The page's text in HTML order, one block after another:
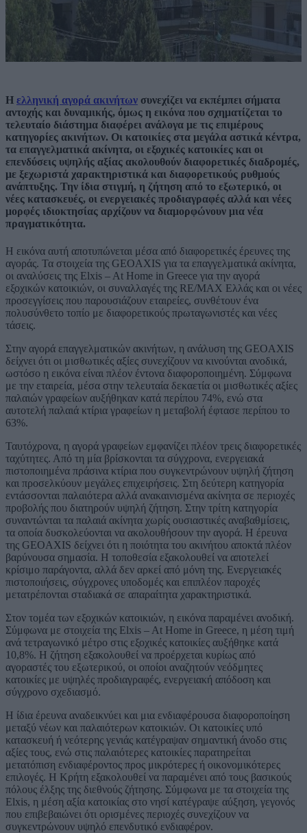
Η ελληνική αγορά ακινήτων συνεχίζει να εκπέμπει σήματα
αντοχής και δυναμικής, όμως η εικόνα που σχηματίζεται το
τελευταίο διάστημα διαφέρει ανάλογα με τις επιμέρους
κατηγορίες ακινήτων. Οι κατοικίες στα μεγάλα αστικά κέντρα,
τα επαγγελματικά ακίνητα, οι εξοχικές κατοικίες και οι
επενδύσεις υψηλής αξίας ακολουθούν διαφορετικές διαδρομές,
με ξεχωριστά χαρακτηριστικά και διαφορετικούς ρυθμούς
ανάπτυξης. Την ίδια στιγμή, η ζήτηση από το εξωτερικό, οι
νέες κατασκευές, οι ενεργειακές προδιαγραφές αλλά και νέες
μορφές ιδιοκτησίας αρχίζουν να διαμορφώνουν μια νέα
πραγματικότητα.
Η εικόνα αυτή αποτυπώνεται μέσα από διαφορετικές έρευνες της
αγοράς. Τα στοιχεία της GEOAXIS για τα επαγγελματικά ακίνητα,
οι αναλύσεις της Elxis – At Home in Greece για την αγορά
εξοχικών κατοικιών, οι συναλλαγές της RE/MAX Ελλάς και οι νέες
προσεγγίσεις που παρουσιάζουν εταιρείες, συνθέτουν ένα
πολυσύνθετο τοπίο με διαφορετικούς πρωταγωνιστές και νέες
τάσεις.
Στην αγορά επαγγελματικών ακινήτων, η ανάλυση της GEOAXIS
δείχνει ότι οι μισθωτικές αξίες συνεχίζουν να κινούνται ανοδικά,
ωστόσο η εικόνα είναι πλέον έντονα διαφοροποιημένη. Σύμφωνα
με την εταιρεία, μέσα στην τελευταία δεκαετία οι μισθωτικές αξίες
παλαιών γραφείων αυξήθηκαν κατά περίπου 74%, ενώ στα
αυτοτελή παλαιά κτίρια γραφείων η μεταβολή έφτασε περίπου το
63%.
Ταυτόχρονα, η αγορά γραφείων εμφανίζει πλέον τρεις διαφορετικές
ταχύτητες. Από τη μία βρίσκονται τα σύγχρονα, ενεργειακά
πιστοποιημένα πράσινα κτίρια που συγκεντρώνουν υψηλή ζήτηση
και προσελκύουν μεγάλες επιχειρήσεις. Στη δεύτερη κατηγορία
εντάσσονται παλαιότερα αλλά ανακαινισμένα ακίνητα σε περιοχές
προβολής που διατηρούν υψηλή ζήτηση. Στην τρίτη κατηγορία
συναντώνται τα παλαιά ακίνητα χωρίς ουσιαστικές αναβαθμίσεις,
τα οποία δυσκολεύονται να ακολουθήσουν την αγορά. Η έρευνα
της GEOAXIS δείχνει ότι η ποιότητα του ακινήτου αποκτά πλέον
βαρύνουσα σημασία. Η τοποθεσία εξακολουθεί να αποτελεί
κρίσιμο παράγοντα, αλλά δεν αρκεί από μόνη της. Ενεργειακές
πιστοποιήσεις, σύγχρονες υποδομές και επιπλέον παροχές
μετατρέπονται σταδιακά σε απαραίτητα χαρακτηριστικά.
Στον τομέα των εξοχικών κατοικιών, η εικόνα παραμένει ανοδική.
Σύμφωνα με στοιχεία της Elxis – At Home in Greece, η μέση τιμή
ανά τετραγωνικό μέτρο στις εξοχικές κατοικίες αυξήθηκε κατά
10,8%. Η ζήτηση εξακολουθεί να προέρχεται κυρίως από
αγοραστές του εξωτερικού, οι οποίοι αναζητούν νεόδμητες
κατοικίες με υψηλές προδιαγραφές, ενεργειακή απόδοση και
σύγχρονο σχεδιασμό.
Η ίδια έρευνα αναδεικνύει και μια ενδιαφέρουσα διαφοροποίηση
μεταξύ νέων και παλαιότερων κατοικιών. Οι κατοικίες υπό
κατασκευή ή νεότερης γενιάς κατέγραψαν σημαντική άνοδο στις
αξίες τους, ενώ στις παλαιότερες κατοικίες παρατηρείται
μετατόπιση ενδιαφέροντος προς μικρότερες ή οικονομικότερες
επιλογές. Η Κρήτη εξακολουθεί να παραμένει από τους βασικούς
πόλους έλξης της διεθνούς ζήτησης. Σύμφωνα με τα στοιχεία της
Elxis, η μέση αξία κατοικίας στο νησί κατέγραψε αύξηση, γεγονός
που επιβεβαιώνει ότι ορισμένες περιοχές συνεχίζουν να
συγκεντρώνουν υψηλό επενδυτικό ενδιαφέρον.